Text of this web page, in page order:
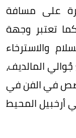
على مسافة
تعتبر وجهة
والاسترخاء
المالديف،
في الفن في
أرخبيل المحيط